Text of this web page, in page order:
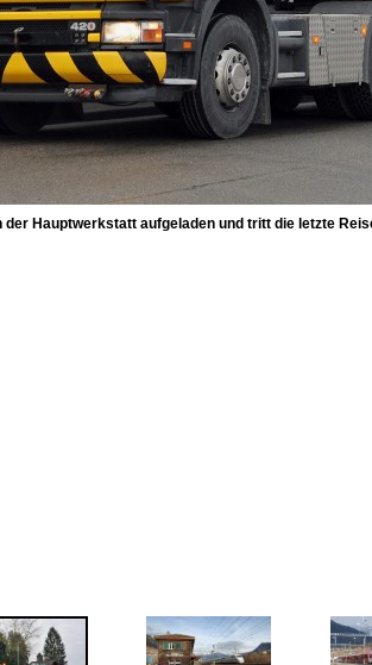
Hauptwerkstatt aufgeladen und tritt die letzte